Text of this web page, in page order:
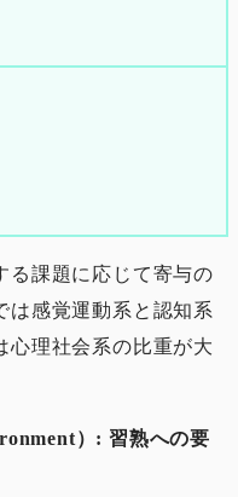
る課題に応じて寄与の
は感覚運動系と認知系
心理社会系の比重が大
）: 習熟への要